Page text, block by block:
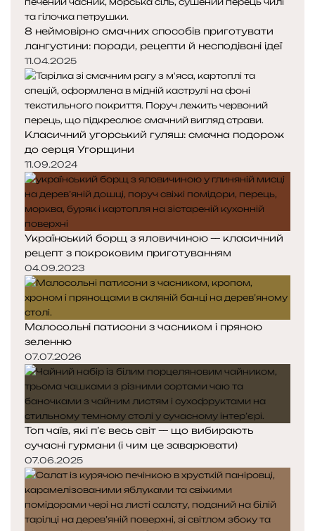
8 неймовірно смачних способів приготувати
лангустини: поради, рецепти й несподівані ідеї
11.04.2025
Класичний угорський гуляш: смачна подорож
до серця Угорщини
11.09.2024
Український борщ з яловичиною — класичний
рецепт з покроковим приготуванням
04.09.2023
Малосольні патисони з часником і пряною
зеленню
07.07.2026
Топ чаїв, які п’є весь світ — що вибирають
сучасні гурмани (і чим це заварювати)
07.06.2025